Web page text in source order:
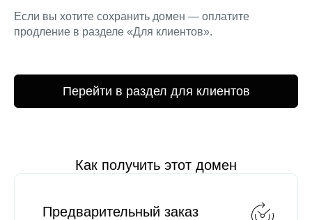
Если вы хотите сохранить домен — оплатите
продление в разделе «Для клиентов».
Перейти в раздел для клиентов
Как получить этот домен
Предварительный заказ